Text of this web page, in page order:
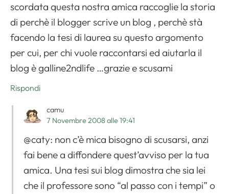
scordata questa nostra amica raccoglie la storia
di perchè il blogger scrive un blog , perchè stà
facendo la tesi di laurea su questo argomento
per cui, per chi vuole raccontarsi ed aiutarla il
blog è galline2ndlife …grazie e scusami
Rispondi
camu
7 Novembre 2008 alle 19:41
@caty: non c’è mica bisogno di scusarsi, anzi
fai bene a diffondere quest’avviso per la tua
amica. Una tesi sui blog dimostra che sia lei
che il professore sono “al passo con i tempi” o